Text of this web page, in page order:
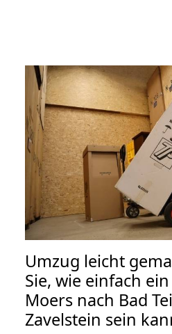
Umzug leicht
Sie, wie einfach
Moers nach Bad
Zavelstein sein